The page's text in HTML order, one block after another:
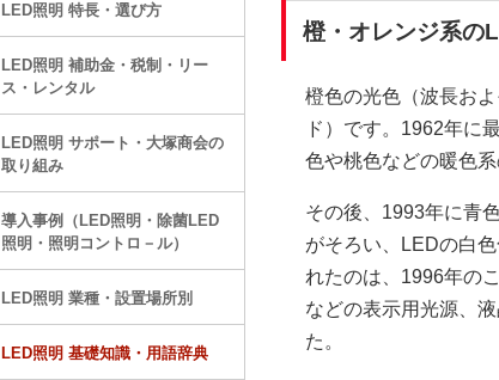
橙・オレンジ系の
橙色の光色（波長お
ド）です。1962年に
色や桃色などの暖色
その後、1993年に青
がそろい、LEDの白
れたのは、1996年の
などの表示用光源、
た。
LED照明 特長・選び方
LED照明 補助金・税制・リー
ス・レンタル
LED照明 サポート・大塚商会の
取り組み
導入事例（LED照明・除菌LED
照明・照明コントロ－ル）
LED照明 業種・設置場所別
LED照明 基礎知識・用語辞典